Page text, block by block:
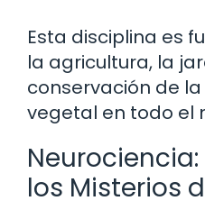
Esta disciplina es
la agricultura, la
conservación de
vegetal en todo el
los Misterios